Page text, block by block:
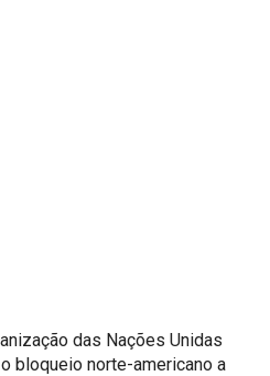
das Nações Unidas
bloqueio norte-americano a